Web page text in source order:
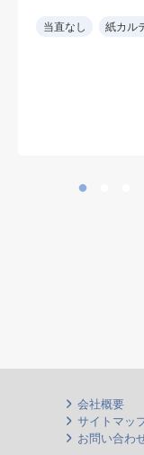
当直なし 紙カル
会社概要
サイトマッ
お問い合わ